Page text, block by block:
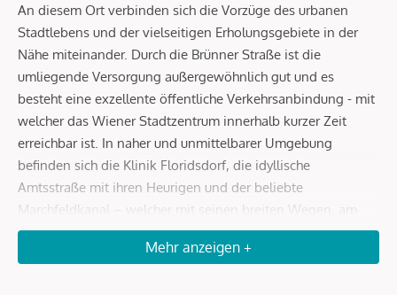
An diesem Ort verbinden sich die Vorzüge des urbanen
Stadtlebens und der vielseitigen Erholungsgebiete in der
Nähe miteinander. Durch die Brünner Straße ist die
umliegende Versorgung außergewöhnlich gut und es
besteht eine exzellente öffentliche Verkehrsanbindung - mit
welcher das Wiener Stadtzentrum innerhalb kurzer Zeit
erreichbar ist. In naher und unmittelbarer Umgebung
befinden sich die Klinik Floridsdorf, die idyllische
Amtsstraße mit ihren Heurigen und der beliebte
Marchfeldkanal – welcher mit seinen breiten Wegen, am
Gerasdorfer Badeteich vorbei bis zum barocken Schloß Hof
führt. Das Erholungsgebiet Donauinsel & alte Donau mit
Mehr anzeigen +